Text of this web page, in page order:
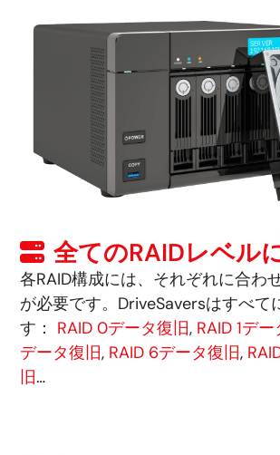
全てのRAIDレベル
各RAID構成には、それぞれに合わ
が必要です。DriveSaversはすべて
す： RAID 0データ復旧, RAID 1デ
データ復旧, RAID 6データ復旧,
旧…